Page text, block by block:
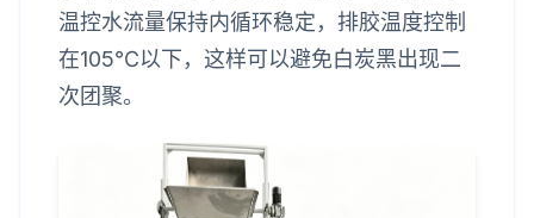
温控水流量保持内循环稳定，排胶温度控制
在105℃以下，这样可以避免白炭黑出现二
次团聚。